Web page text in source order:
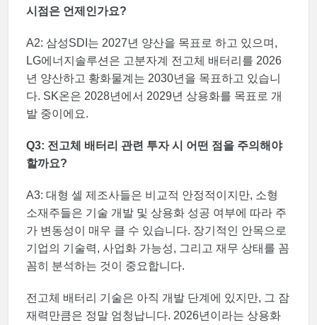
시점은 언제인가요?
A2: 삼성SDI는 2027년 양산을 목표로 하고 있으며,
LG에너지솔루션은 고분자계 전고체 배터리를 2026
년 양산하고 황화물계는 2030년을 목표하고 있습니
다. SK온은 2028년에서 2029년 상용화를 목표로 개
발 중이에요.
Q3: 전고체 배터리 관련 투자 시 어떤 점을 주의해야
할까요?
A3: 대형 셀 제조사들은 비교적 안정적이지만, 소형
소재주들은 기술 개발 및 상용화 성공 여부에 따라 주
가 변동성이 매우 클 수 있습니다. 장기적인 안목으로
기업의 기술력, 사업화 가능성, 그리고 재무 상태를 꼼
꼼히 분석하는 것이 중요합니다.
전고체 배터리 기술은 아직 개발 단계에 있지만, 그 잠
재력만큼은 정말 엄청납니다. 2026년이라는 상용화